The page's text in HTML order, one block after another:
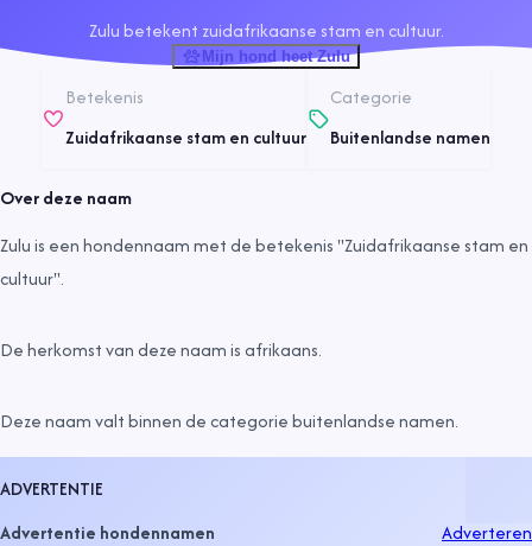
Zulu betekent zuidafrikaanse stam en cultuur.
Mijn hond heet Zulu
Betekenis
Zuidafrikaanse stam en cultuur
Categorie
Buitenlandse namen
Over deze naam
Zulu is een hondennaam met de betekenis "Zuidafrikaanse stam en
cultuur".
De herkomst van deze naam isafrikaans.
Deze naam valt binnen de categoriebuitenlandse namen.
ADVERTENTIE
Advertentie hondennamen
Adverteren